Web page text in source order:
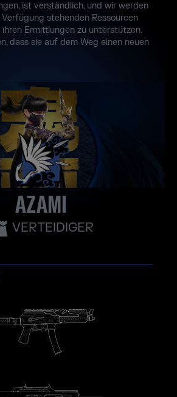
ist verständlich, und wir werden
stehenden Ressourcen
ihren Ermittlungen zu unterstützen.
dass sie auf dem Weg einen neuen
AZAMI
VERTEIDIGER